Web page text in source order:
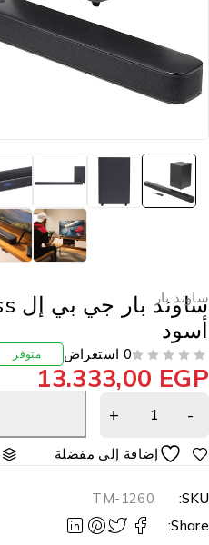
بار
0 استعراض متوفر
13.333,00
TM-1260